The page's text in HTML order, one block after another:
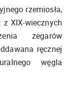
rzemiosła,
XIX-wiecznych
zegarów
ręcznej
węgla